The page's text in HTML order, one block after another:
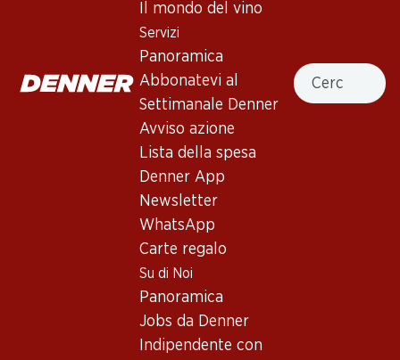
Il mondo del vino
Servizi
Panoramica
Abbonatevi al
Settimanale Denner
Avviso azione
Lista della spesa
Denner App
Newsletter
WhatsApp
Carte regalo
Su di Noi
Panoramica
Jobs da Denner
Indipendente con
Cercare
2016
(658)
104.70
Reserva Rioja DOCa
2020
(8)
Faustino V Reserva Rioja
Esclusiva online!
Bottiglia: 69.95
Baynos DOCa Rioja
2021